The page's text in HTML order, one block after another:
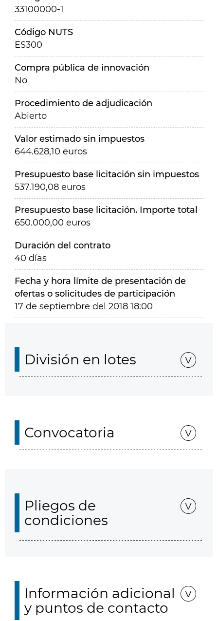
33100000-1
Código NUTS
ES300
Compra pública de innovación
No
Procedimiento de adjudicación
Abierto
Valor estimado sin impuestos
644.628,10 euros
Presupuesto base licitación sin impuestos
537.190,08 euros
Presupuesto base licitación. Importe total
650.000,00 euros
Duración del contrato
40 días
Fecha y hora límite de presentación de
ofertas o solicitudes de participación
17 de septiembre del 2018 18:00
División en lotes
Convocatoria
Pliegos de
condiciones
Información adicional
y puntos de contacto